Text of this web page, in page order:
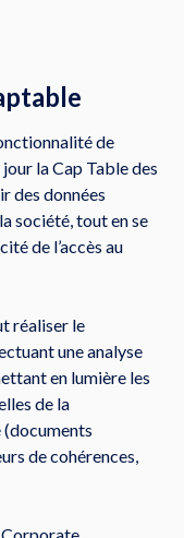
de
la Cap Table des
des données
société, tout en se
de l’accès au
réaliser le
une analyse
en lumière les
de la
de cohérences,